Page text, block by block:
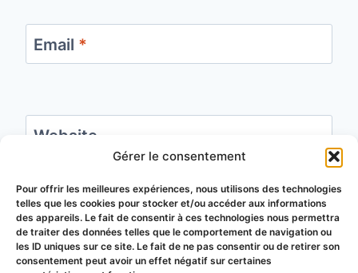
Gérer le consentement
Pour offrir les meilleures expériences, nous utilisons des technologies
telles que les cookies pour stocker et/ou accéder aux informations
des appareils. Le fait de consentir à ces technologies nous permettra
de traiter des données telles que le comportement de navigation ou
les ID uniques sur ce site. Le fait de ne pas consentir ou de retirer son
consentement peut avoir un effet négatif sur certaines
Email *
Website
Save my name, email, and website in this
browser for the next time I comment.